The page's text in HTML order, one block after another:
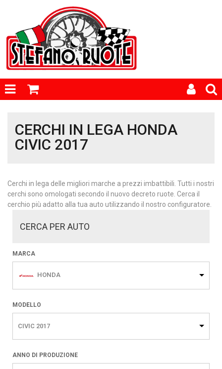
CERCHI IN LEGA HONDA
CIVIC 2017
Cerchi in lega delle migliori marche a prezzi imbattibili. Tutti i nostri
cerchi sono omologati secondo il nuovo decreto ruote. Cerca il
cerchio più adatto alla tua auto utilizzando il nostro configuratore.
CERCA PER AUTO
MARCA
HONDA
MODELLO
CIVIC 2017
ANNO DI PRODUZIONE